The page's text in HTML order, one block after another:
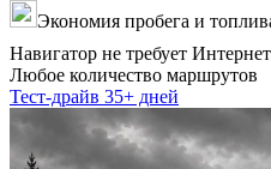
Экономия пробега и
Навигатор не требует
Любое количество маршрутов
Тест-драйв 35+ дней